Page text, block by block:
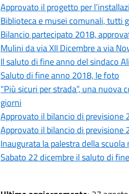
Approvato il progetto per
Biblioteca e musei comunali, tutti
Bilancio partecipato 2018,
Mulini da via XII Dicembre a via
Il saluto di fine anno del sindaco
Saluto di fine anno 2018, le foto
“Più sicuri per strada”, una
giorni
Approvato il bilancio di previsione
Approvato il bilancio di previsione
Inaugurata la palestra della
Sabato 22 dicembre il saluto di